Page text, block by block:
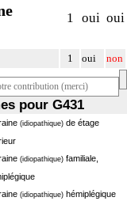
1 oui oui
1 oui non
pour G431
(idiopathique) de étage
(idiopathique) familiale,
(idiopathique) hémiplégique